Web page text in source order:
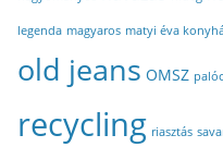
legenda magyaros matyi éva
old jeans OMSZ palóc
recycling riasztás